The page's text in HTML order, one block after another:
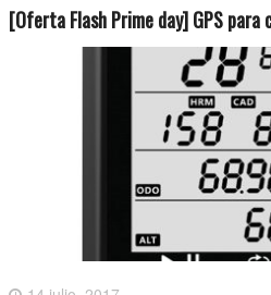
[Oferta Flash Prime day] GPS para